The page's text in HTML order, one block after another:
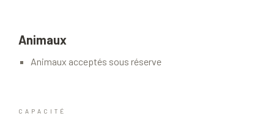
Animaux
Animaux acceptés sous réserve
CAPACITÉ